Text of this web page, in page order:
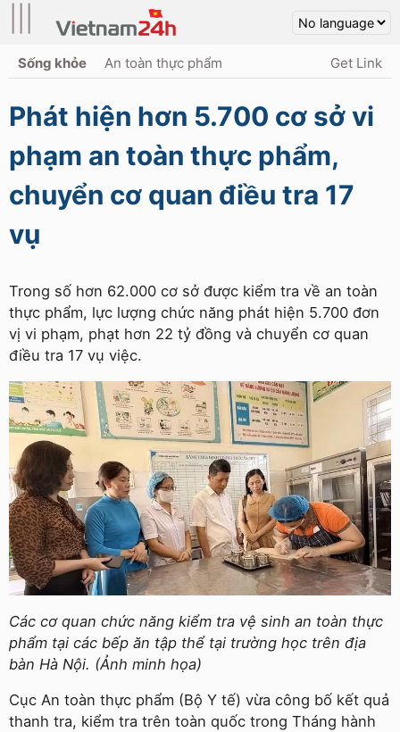
Sống khỏe An toàn thực phẩm Get Link
Phát hiện hơn 5.700 cơ sở vi
phạm an toàn thực phẩm,
chuyển cơ quan điều tra 17
vụ
Trong số hơn 62.000 cơ sở được kiểm tra về an toàn
thực phẩm, lực lượng chức năng phát hiện 5.700 đơn
vị vi phạm, phạt hơn 22 tỷ đồng và chuyển cơ quan
điều tra 17 vụ việc.
Các cơ quan chức năng kiểm tra vệ sinh an toàn thực
phẩm tại các bếp ăn tập thể tại trường học trên địa
bàn Hà Nội. (Ảnh minh họa)
Cục An toàn thực phẩm (Bộ Y tế) vừa công bố kết quả
thanh tra, kiểm tra trên toàn quốc trong Tháng hành